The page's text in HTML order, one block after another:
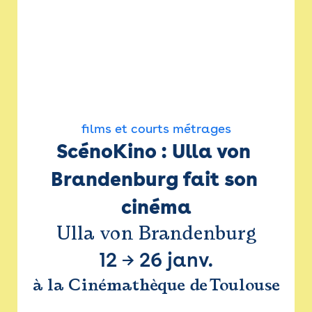
films et courts métrages
ScénoKino : Ulla von
Brandenburg fait son
cinéma
Ulla von Brandenburg
12 → 26 janv.
à la Cinémathèque de Toulouse